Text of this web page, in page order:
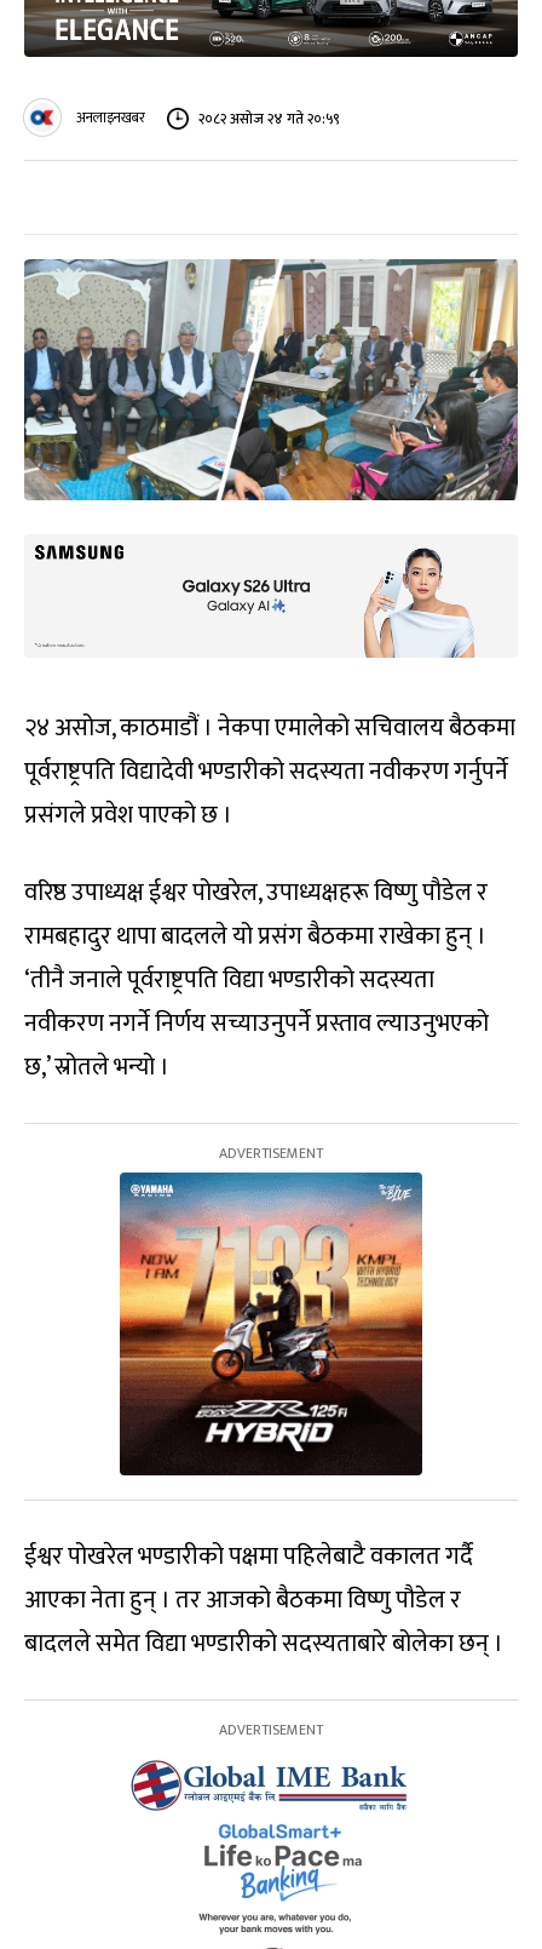
अनलाइनखबर २०८२ असोज २४ गते २०:५९
२४ असोज, काठमाडौं । नेकपा एमालेको सचिवालय बैठकमा
पूर्वराष्ट्रपति विद्यादेवी भण्डारीको सदस्यता नवीकरण गर्नुपर्ने
प्रसंगले प्रवेश पाएको छ ।
वरिष्ठ उपाध्यक्ष ईश्वर पोखरेल, उपाध्यक्षहरू विष्णु पौडेल र
रामबहादुर थापा बादलले यो प्रसंग बैठकमा राखेका हुन् ।
‘तीनै जनाले पूर्वराष्ट्रपति विद्या भण्डारीको सदस्यता
नवीकरण नगर्ने निर्णय सच्याउनुपर्ने प्रस्ताव ल्याउनुभएको
छ,’ स्रोतले भन्यो ।
ईश्वर पोखरेल भण्डारीको पक्षमा पहिलेबाटै वकालत गर्दै
आएका नेता हुन् । तर आजको बैठकमा विष्णु पौडेल र
बादलले समेत विद्या भण्डारीको सदस्यताबारे बोलेका छन् ।